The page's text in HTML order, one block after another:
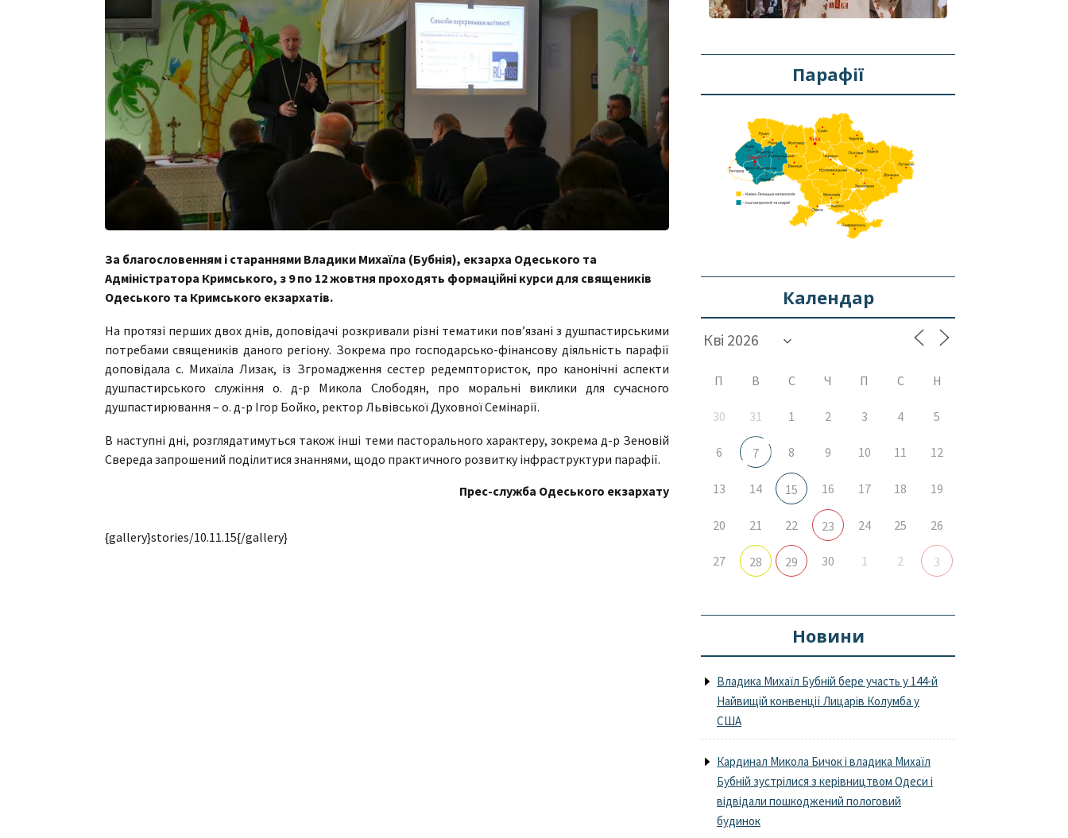
За благословенням і стараннями Владики Михаїла (Бубнія), екзарха Одеського та
Адміністратора Кримського, з 9 по 12 жовтня проходять формаційні курси для священиків
Одеського та Кримського екзархатів.
На протязі перших двох днів, доповідачі розкривали різні тематики пов’язані з душпастирськими
потребами священиків даного регіону. Зокрема про господарсько-фінансову діяльність парафії
доповідала с. Михаїла Лизак, із Згромадження сестер редемптористок, про канонічні аспекти
душпастирського служіння о. д-р Микола Слободян, про моральні виклики для сучасного
душпастирювання – о. д-р Ігор Бойко, ректор Львівської Духовної Семінарії.
В наступні дні, розглядатимуться також інші теми пасторального характеру, зокрема д-р Зеновій
Свереда запрошений поділитися знаннями, щодо практичного розвитку інфраструктури парафії.
Прес-служба Одеського екзархату
{gallery}stories/10.11.15{/gallery}
Парафії
Календар
П В С Ч П С Н
30 31 1 2 3 4 5
6 7 8 9 10 11 12
13 14 15 16 17 18 19
20 21 22 23 24 25 26
27 28 29 30 1 2 3
Новини
Владика Михаїл Бубній бере участь у 144-й
Найвищій конвенції Лицарів Колумба у
США
Кардинал Микола Бичок і владика Михаїл
Бубній зустрілися з керівництвом Одеси і
відвідали пошкоджений пологовий
будинок